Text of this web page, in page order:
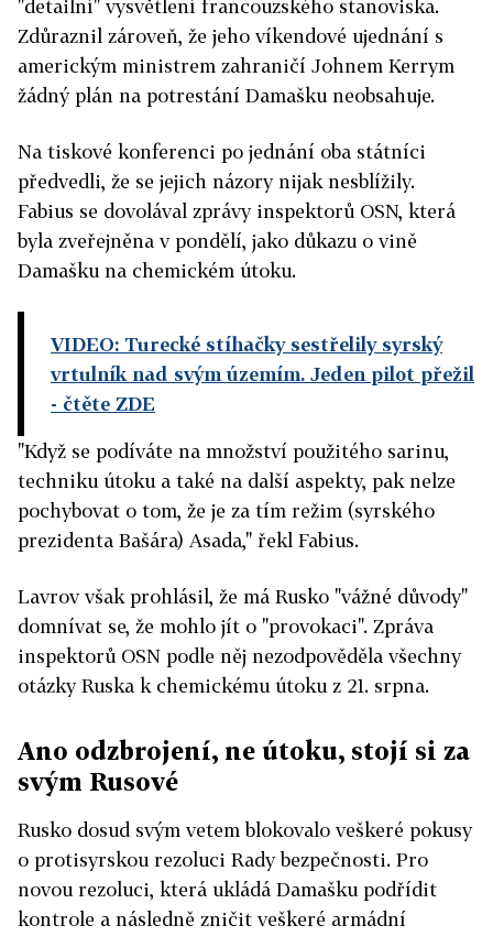
"detailní" vysvětlení francouzského stanoviska.
Zdůraznil zároveň, že jeho víkendové ujednání s
americkým ministrem zahraničí Johnem Kerrym
žádný plán na potrestání Damašku neobsahuje.
Na tiskové konferenci po jednání oba státníci
předvedli, že se jejich názory nijak nesblížily.
Fabius se dovolával zprávy inspektorů OSN, která
byla zveřejněna v pondělí, jako důkazu o vině
Damašku na chemickém útoku.
VIDEO: Turecké stíhačky sestřelily syrský
vrtulník nad svým územím. Jeden pilot přežil
- čtěte ZDE
"Když se podíváte na množství použitého sarinu,
techniku útoku a také na další aspekty, pak nelze
pochybovat o tom, že je za tím režim (syrského
prezidenta Bašára) Asada," řekl Fabius.
Lavrov však prohlásil, že má Rusko "vážné důvody"
domnívat se, že mohlo jít o "provokaci". Zpráva
inspektorů OSN podle něj nezodpověděla všechny
otázky Ruska k chemickému útoku z 21. srpna.
Ano odzbrojení, ne útoku, stojí si za
svým Rusové
Rusko dosud svým vetem blokovalo veškeré pokusy
o protisyrskou rezoluci Rady bezpečnosti. Pro
novou rezoluci, která ukládá Damašku podřídit
kontrole a následně zničit veškeré armádní